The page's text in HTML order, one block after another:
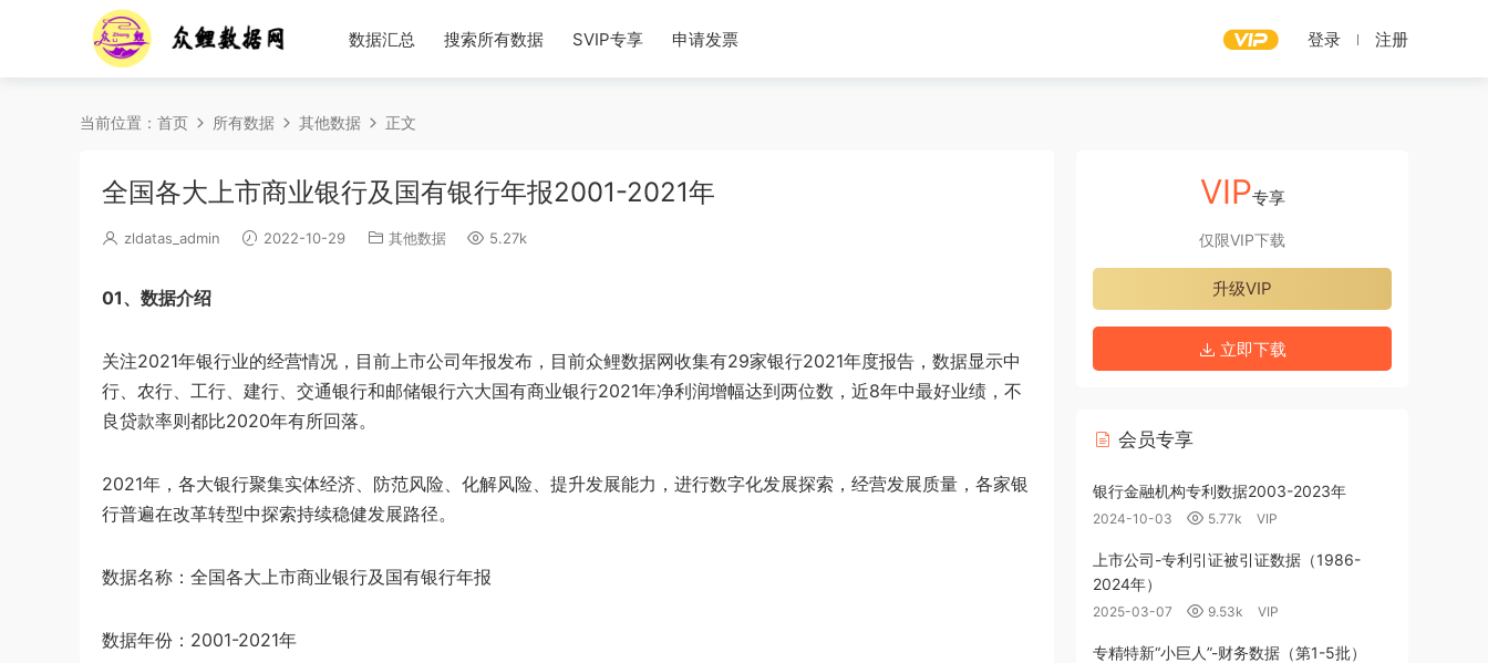
数据汇总 搜索所有数据 SVIP专享 申请发票 登录 注册
当前位置： 首页 所有数据 其他数据 正文
全国各大上市商业银行及国有银行年报2001-2021年
zldatas_admin 2022-10-29 其他数据 5.27k
01、数据介绍
关注2021年银行业的经营情况，目前上市公司年报发布，目前众鲤数据网收集有29家银行2021年度报告，数据显示中
行、农行、工行、建行、交通银行和邮储银行六大国有商业银行2021年净利润增幅达到两位数，近8年中最好业绩，不
良贷款率则都比2020年有所回落。
2021年，各大银行聚集实体经济、防范风险、化解风险、提升发展能力，进行数字化发展探索，经营发展质量，各家银
行普遍在改革转型中探索​持续稳健发展路径。
数据名称：全国各大上市商业银行及国有银行年报
数据年份：2001-2021年
VIP专享
仅限VIP下载
升级VIP
立即下载
会员专享
银行金融机构专利数据2003-2023年
2024-10-03 5.77k VIP
上市公司-专利引证被引证数据（1986-
2024年）
2025-03-07 9.53k VIP
专精特新“小巨人”-财务数据（第1-5批）